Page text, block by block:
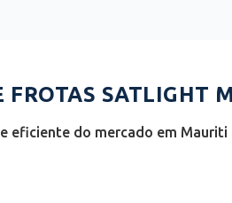
FROTAS SATLIGHT
eficiente do mercado em Mauriti